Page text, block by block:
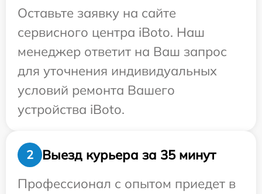
Оставьте заявку на сайте
сервисного центра iBoto. Наш
менеджер ответит на Ваш запрос
для уточнения индивидуальных
условий ремонта Вашего
устройства iBoto.
2
Выезд курьера за 35 минут
Профессионал с опытом приедет в